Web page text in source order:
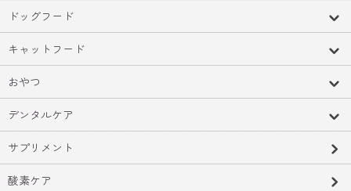
ドッグフード
キャットフード
おやつ
デンタルケア
サプリメント
酸素ケア